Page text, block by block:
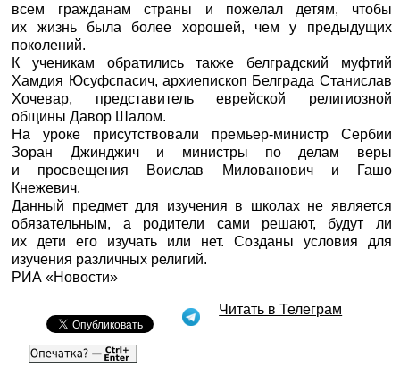
всем гражданам страны и пожелал детям, чтобы
их жизнь была более хорошей, чем у предыдущих
поколений.
К ученикам обратились также белградский муфтий
Хамдия Юсуфспасич, архиепископ Белграда Станислав
Хочевар, представитель еврейской религиозной
общины Давор Шалом.
На уроке присутствовали премьер-министр Сербии
Зоран Джинджич и министры по делам веры
и просвещения Воислав Милованович и Гашо
Кнежевич.
Данный предмет для изучения в школах не является
обязательным, а родители сами решают, будут ли
их дети его изучать или нет. Созданы условия для
изучения различных религий.
РИА «Новости»
Читать в Телеграм